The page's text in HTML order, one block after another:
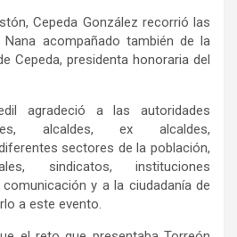
Cepeda González recorrió las
acompañado también de la
Cepeda, presidenta honoraria del
agradeció a las autoridades
alcaldes, ex alcaldes,
sectores de la población,
sindicatos, instituciones
y a la ciudadanía de
a este evento.